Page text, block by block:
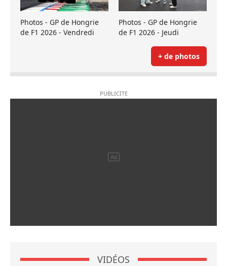
Photos - GP de Hongrie
de F1 2026 - Vendredi
Photos - GP de Hongrie
de F1 2026 - Jeudi
+ de photos
VIDÉOS